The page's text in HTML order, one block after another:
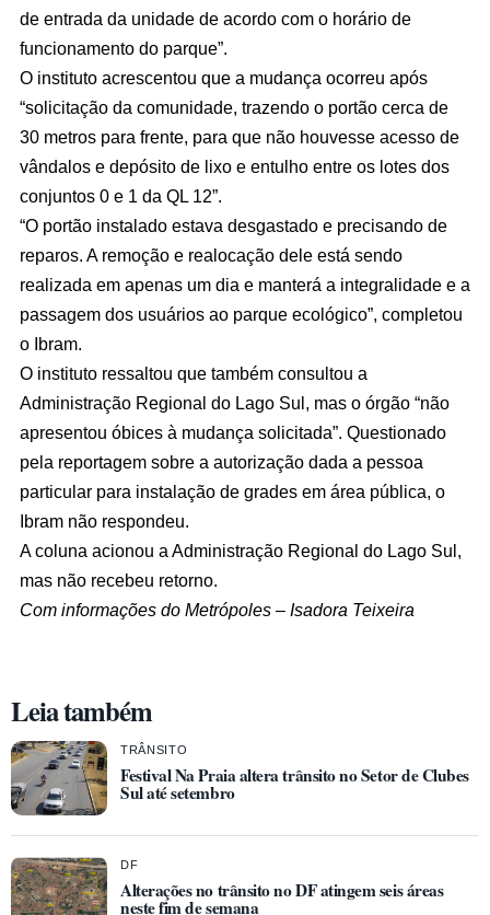
de entrada da unidade de acordo com o horário de
funcionamento do parque”.
O instituto acrescentou que a mudança ocorreu após
“solicitação da comunidade, trazendo o portão cerca de
30 metros para frente, para que não houvesse acesso de
vândalos e depósito de lixo e entulho entre os lotes dos
conjuntos 0 e 1 da QL 12”.
“O portão instalado estava desgastado e precisando de
reparos. A remoção e realocação dele está sendo
realizada em apenas um dia e manterá a integralidade e a
passagem dos usuários ao parque ecológico”, completou
o Ibram.
O instituto ressaltou que também consultou a
Administração Regional do Lago Sul, mas o órgão “não
apresentou óbices à mudança solicitada”. Questionado
pela reportagem sobre a autorização dada a pessoa
particular para instalação de grades em área pública, o
Ibram não respondeu.
A coluna acionou a Administração Regional do Lago Sul,
mas não recebeu retorno.
Com informações do Metrópoles – Isadora Teixeira
Leia também
TRÂNSITO
Festival Na Praia altera trânsito no Setor de Clubes
Sul até setembro
DF
Alterações no trânsito no DF atingem seis áreas
neste fim de semana